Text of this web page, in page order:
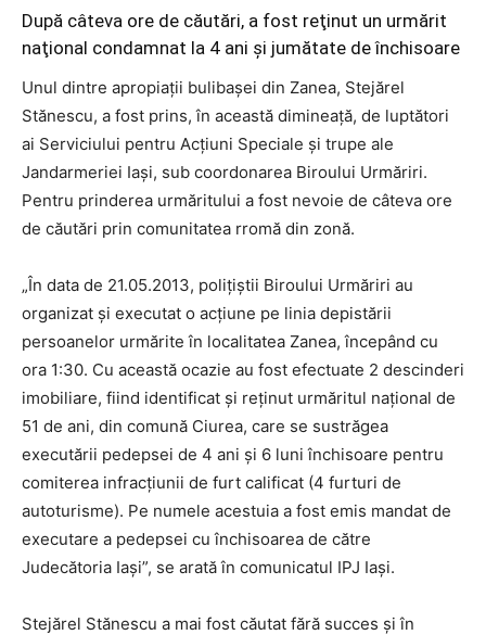
După câteva ore de căutări, a fost reţinut un urmărit
naţional condamnat la 4 ani şi jumătate de închisoare
Unul dintre apropiaţii bulibaşei din Zanea, Stejărel
Stănescu, a fost prins, în această dimineaţă, de luptători
ai Serviciului pentru Acţiuni Speciale şi trupe ale
Jandarmeriei Iaşi, sub coordonarea Biroului Urmăriri.
Pentru prinderea urmăritului a fost nevoie de câteva ore
de căutări prin comunitatea rromă din zonă.
„În data de 21.05.2013, poliţiştii Biroului Urmăriri au
organizat şi executat o acţiune pe linia depistării
persoanelor urmărite în localitatea Zanea, începând cu
ora 1:30. Cu această ocazie au fost efectuate 2 descinderi
imobiliare, fiind identificat şi reţinut urmăritul naţional de
51 de ani, din comună Ciurea, care se sustrăgea
executării pedepsei de 4 ani şi 6 luni închisoare pentru
comiterea infracţiunii de furt calificat (4 furturi de
autoturisme). Pe numele acestuia a fost emis mandat de
executare a pedepsei cu închisoarea de către
Judecătoria Iaşi”, se arată în comunicatul IPJ Iaşi.
Stejărel Stănescu a mai fost căutat fără succes şi în